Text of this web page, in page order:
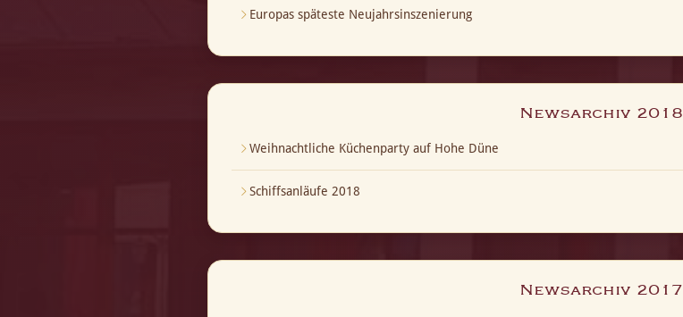
Europas späteste Neujahrsinszenierung
Newsarchiv 2018
Weihnachtliche Küchenparty auf Hohe Düne
Schiffsanläufe 2018
Newsarchiv 2017